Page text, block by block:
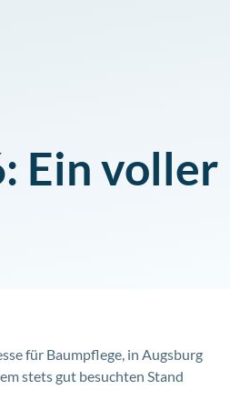
Ein voller
für Baumpflege, in Augsburg
stets gut besuchten Stand